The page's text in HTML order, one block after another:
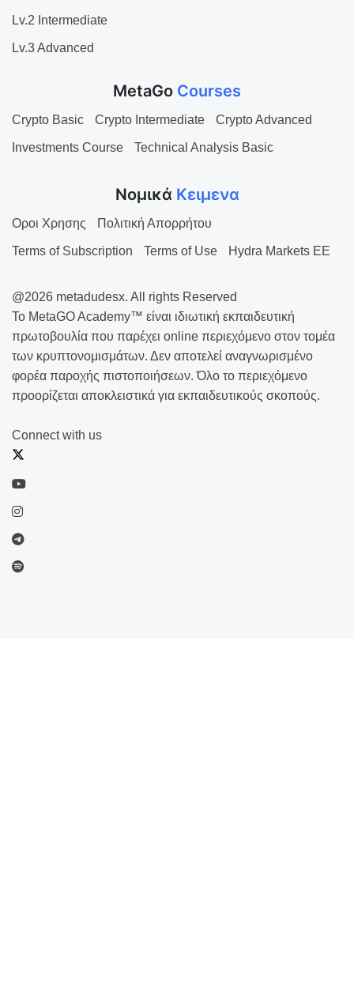
Lv.2 Intermediate
Lv.3 Advanced
MetaGo Courses
Crypto Basic Crypto Intermediate Crypto Advanced
Investments Course Technical Analysis Basic
Νομικά Κειμενα
Οροι Χρησης Πολιτική Απορρήτου
Terms of Subscription Terms of Use Hydra Markets EE
@2026 metadudesx. All rights Reserved
Το MetaGO Academy™ είναι ιδιωτική εκπαιδευτική
πρωτοβουλία που παρέχει online περιεχόμενο στον τομέα
των κρυπτονομισμάτων. Δεν αποτελεί αναγνωρισμένο
φορέα παροχής πιστοποιήσεων. Όλο το περιεχόμενο
προορίζεται αποκλειστικά για εκπαιδευτικούς σκοπούς.
Connect with us